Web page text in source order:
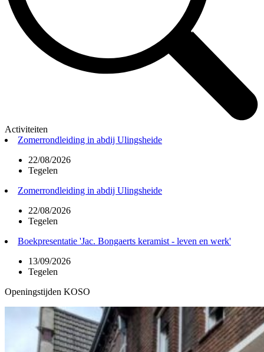
Activiteiten
Zomerrondleiding in abdij Ulingsheide
22/08/2026
Tegelen
Zomerrondleiding in abdij Ulingsheide
22/08/2026
Tegelen
Boekpresentatie 'Jac. Bongaerts keramist - leven en werk'
13/09/2026
Tegelen
Openingstijden KOSO